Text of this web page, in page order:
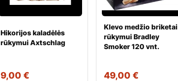
Hikorijos kaladėlės
rūkymui Axtschlag
9,00 €
Klevo medžio briketai
rūkymui Bradley
Smoker 120 vnt.
49,00€